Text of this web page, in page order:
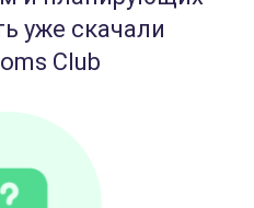
уже скачали
Club